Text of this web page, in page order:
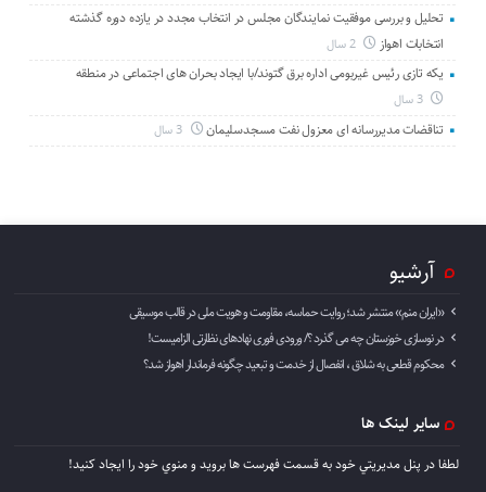
تحلیل و بررسی موفقیت نمایندگان مجلس در انتخاب مجدد در یازده دوره گذشته
انتخابات اهواز
2 سال
یکه تازی رئیس غیربومی اداره برق گتوند/با ایجاد بحران های اجتماعی در منطقه
3 سال
تناقضات مدیررسانه ای معزول نفت مسجدسلیمان 3 سال
آرشیو
«ایران منم» منتشر شد؛ روایت حماسه، مقاومت و هویت ملی در قالب موسیقی
در نوسازی خوزستان چه می گذرد ؟/ ورودی فوری نهادهای نظارتی الزامیست!
محکوم قطعی به شلاق ، انفصال از خدمت و تبعید چگونه فرماندار اهواز شد؟
سایر لینک ها
لطفا در پنل مديريتي خود به قسمت فهرست ها برويد و منوي خود را ايجاد كنيد!